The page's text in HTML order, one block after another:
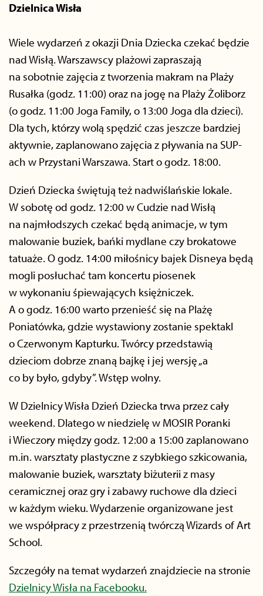
Dzielnica Wisła
Wiele wydarzeń z okazji Dnia Dziecka czekać będzie
nad Wisłą. Warszawscy plażowi zapraszają
na sobotnie zajęcia z tworzenia makram na Plaży
Rusałka (godz. 11:00) oraz na jogę na Plaży Żoliborz
(o godz. 11:00 Joga Family, o 13:00 Joga dla dzieci).
Dla tych, którzy wolą spędzić czas jeszcze bardziej
aktywnie, zaplanowano zajęcia z pływania na SUP-
ach w Przystani Warszawa. Start o godz. 18:00.
Dzień Dziecka świętują też nadwiślańskie lokale.
W sobotę od godz. 12:00 w Cudzie nad Wisłą
na najmłodszych czekać będą animacje, w tym
malowanie buziek, bańki mydlane czy brokatowe
tatuaże. O godz. 14:00 miłośnicy bajek Disneya będą
mogli posłuchać tam koncertu piosenek
w wykonaniu śpiewających księżniczek.
A o godz. 16:00 warto przenieść się na Plażę
Poniatówka, gdzie wystawiony zostanie spektakl
o Czerwonym Kapturku. Twórcy przedstawią
dzieciom dobrze znaną bajkę i jej wersję „a
co by było, gdyby”. Wstęp wolny.
W Dzielnicy Wisła Dzień Dziecka trwa przez cały
weekend. Dlatego w niedzielę w MOSIR Poranki
i Wieczory między godz. 12:00 a 15:00 zaplanowano
m.in. warsztaty plastyczne z szybkiego szkicowania,
malowanie buziek, warsztaty biżuterii z masy
ceramicznej oraz gry i zabawy ruchowe dla dzieci
w każdym wieku. Wydarzenie organizowane jest
we współpracy z przestrzenią twórczą Wizards of Art
School.
Szczegóły na temat wydarzeń znajdziecie na stronie
Dzielnicy Wisła na Facebooku.